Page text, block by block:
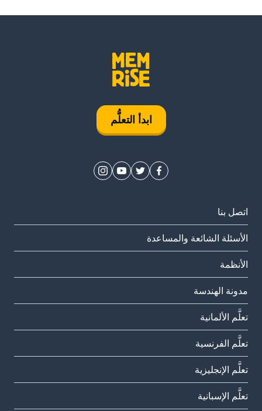
ابدأ التعلُّم
اتصل بنا
الأسئلة الشائعة والمساعدة
الأنظمة
مدونة الهندسة
تعلَّم الألمانية
تعلَّم الفرنسية
تعلَّم الإنجليزية
تعلَّم الإسبانية